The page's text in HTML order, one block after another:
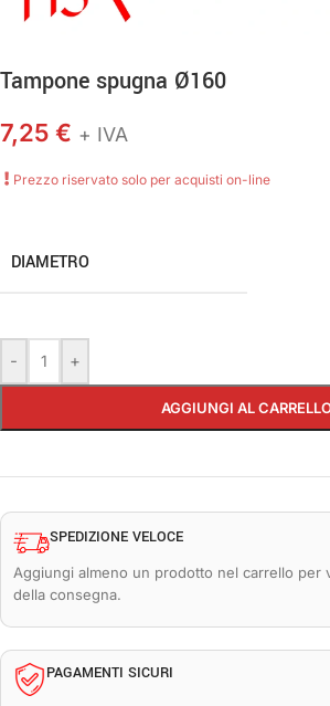
Tampone spugna Ø160
7,25 € + IVA
Prezzo riservato solo per acquisti on-line
DIAMETRO
- +
AGGIUNGI AL
SPEDIZIONE VELOCE
Aggiungi almeno un prodotto nel carrello per
della consegna.
PAGAMENTI SICURI